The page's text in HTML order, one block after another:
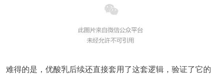
难得的是，优酸乳后续还直接套用了这套逻辑，验证了它的